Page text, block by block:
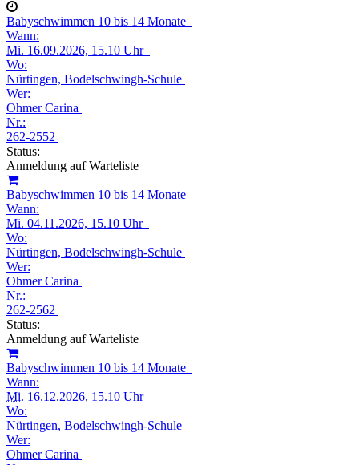
Babyschwimmen 10 bis 14 Monate
Wann:
Mi. 16.09.2026, 15.10 Uhr
Wo:
Nürtingen, Bodelschwingh-Schule
Wer:
Ohmer Carina
Nr.:
262-2552
Status:
Anmeldung auf Warteliste
Babyschwimmen 10 bis 14 Monate
Wann:
Mi. 04.11.2026, 15.10 Uhr
Wo:
Nürtingen, Bodelschwingh-Schule
Wer:
Ohmer Carina
Nr.:
262-2562
Status:
Anmeldung auf Warteliste
Babyschwimmen 10 bis 14 Monate
Wann:
Mi. 16.12.2026, 15.10 Uhr
Wo:
Nürtingen, Bodelschwingh-Schule
Wer:
Ohmer Carina